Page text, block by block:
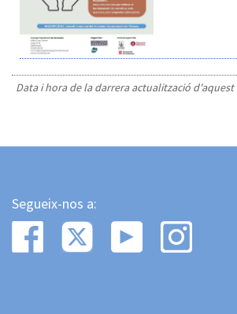
Data i hora de la darrera actualització
Segueix-nos a: